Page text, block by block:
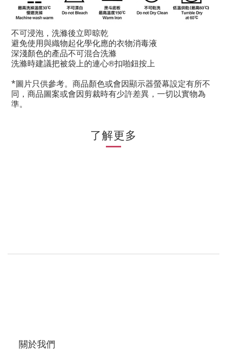
不可浸泡，洗滌後立即晾乾
避免使用與織物起化學化應的衣物消毒液
深淺顏色的產品不可混合洗滌
洗滌時建議把被袋上的連心®扣啪鈕按上
*圖片只供參考。商品顏色或會因顯示器螢幕設定有所不
同，商品圖案或會因剪裁時有少許差異，一切以實物為
準。
了解更多
關於我們